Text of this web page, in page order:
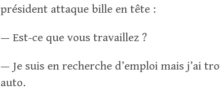
président attaque bille en tête :
— Est-ce que vous travaillez ?
— Je suis en recherche d’emploi mais j’ai
auto.